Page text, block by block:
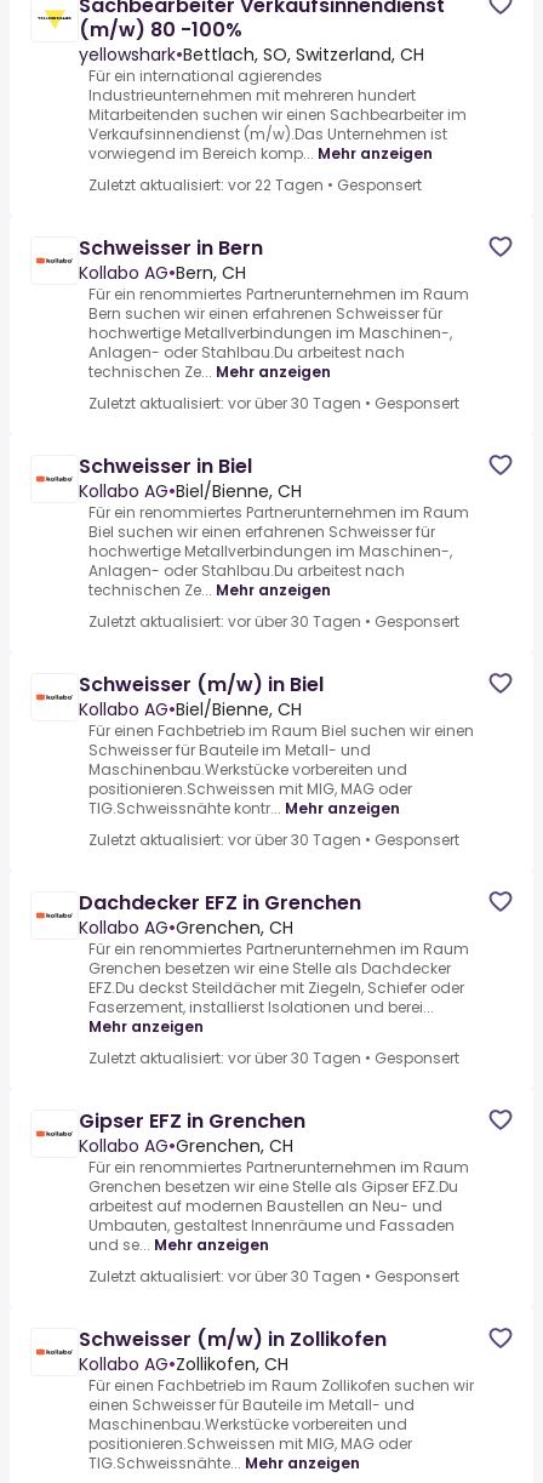
(m/w) 80 -100%
yellowshark•Bettlach, SO, Switzerland, CH
Für ein international agierendes
Industrieunternehmen mit mehreren hundert
Mitarbeitenden suchen wir einen Sachbearbeiter im
Verkaufsinnendienst (m/w).Das Unternehmen ist
vorwiegend im Bereich komp... Mehr anzeigen
Zuletzt aktualisiert: vor 22 Tagen • Gesponsert
Schweisser in Bern
Kollabo AG•Bern, CH
Für ein renommiertes Partnerunternehmen im Raum
Bern suchen wir einen erfahrenen Schweisser für
hochwertige Metallverbindungen im Maschinen-,
Anlagen- oder Stahlbau.Du arbeitest nach
technischen Ze... Mehr anzeigen
Zuletzt aktualisiert: vor über 30 Tagen • Gesponsert
Schweisser in Biel
Kollabo AG•Biel/Bienne, CH
Für ein renommiertes Partnerunternehmen im Raum
Biel suchen wir einen erfahrenen Schweisser für
hochwertige Metallverbindungen im Maschinen-,
Anlagen- oder Stahlbau.Du arbeitest nach
technischen Ze... Mehr anzeigen
Zuletzt aktualisiert: vor über 30 Tagen • Gesponsert
Schweisser (m/w) in Biel
Kollabo AG•Biel/Bienne, CH
Für einen Fachbetrieb im Raum Biel suchen wir einen
Schweisser für Bauteile im Metall- und
Maschinenbau.Werkstücke vorbereiten und
positionieren.Schweissen mit MIG, MAG oder
TIG.Schweissnähte kontr... Mehr anzeigen
Zuletzt aktualisiert: vor über 30 Tagen • Gesponsert
Dachdecker EFZ in Grenchen
Kollabo AG•Grenchen, CH
Für ein renommiertes Partnerunternehmen im Raum
Grenchen besetzen wir eine Stelle als Dachdecker
EFZ.Du deckst Steildächer mit Ziegeln, Schiefer oder
Faserzement, installierst Isolationen und berei...
Mehr anzeigen
Zuletzt aktualisiert: vor über 30 Tagen • Gesponsert
Gipser EFZ in Grenchen
Kollabo AG•Grenchen, CH
Für ein renommiertes Partnerunternehmen im Raum
Grenchen besetzen wir eine Stelle als Gipser EFZ.Du
arbeitest auf modernen Baustellen an Neu- und
Umbauten, gestaltest Innenräume und Fassaden
und se... Mehr anzeigen
Zuletzt aktualisiert: vor über 30 Tagen • Gesponsert
Schweisser (m/w) in Zollikofen
Kollabo AG•Zollikofen, CH
Für einen Fachbetrieb im Raum Zollikofen suchen wir
einen Schweisser für Bauteile im Metall- und
Maschinenbau.Werkstücke vorbereiten und
positionieren.Schweissen mit MIG, MAG oder
TIG.Schweissnähte... Mehr anzeigen